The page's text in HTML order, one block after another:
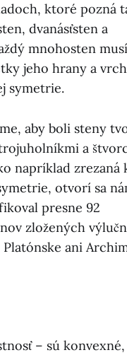
ktoré pozná
dvanásťsten a
mnohosten
jeho hrany a
symetrie.
aby boli steny
a
napríklad zrezaná
otvorí sa
presne 92
zložených
ani
– sú